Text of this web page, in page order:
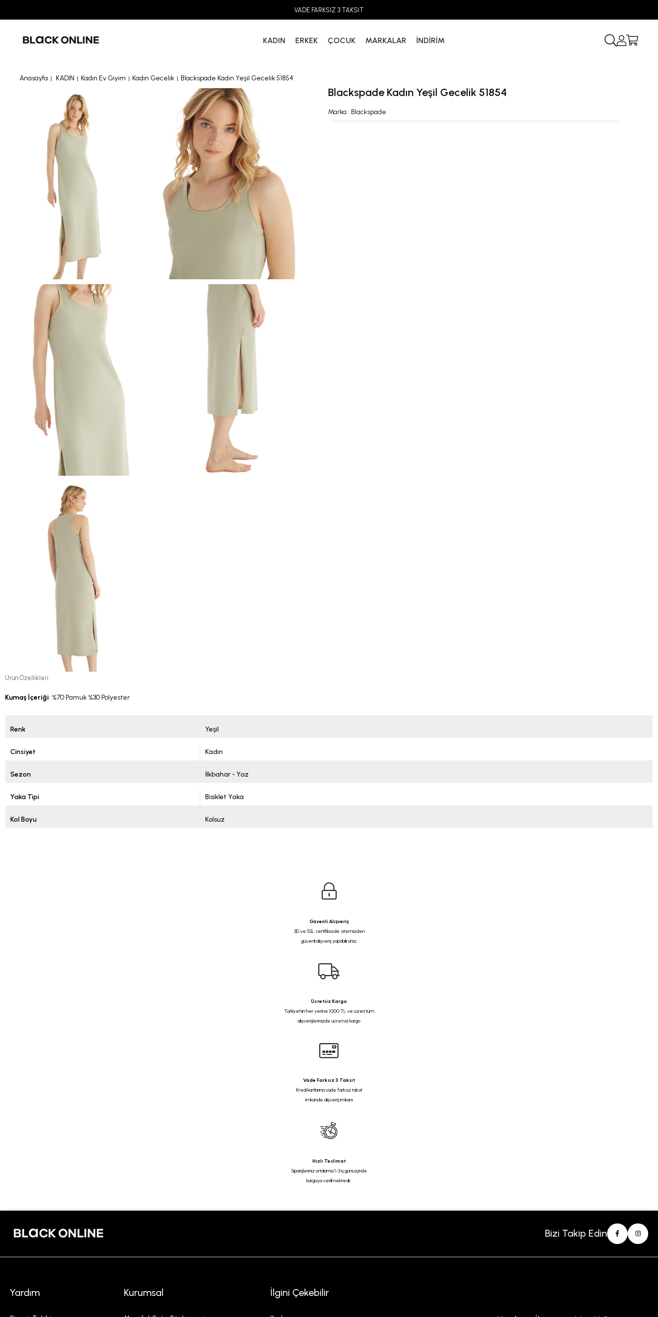
VADE FARKSIZ 3 TAKSİT
KADIN ERKEK ÇOCUK MARKALAR İNDİRİM
Anasayfa KADIN Kadın Ev Giyim Kadın Gecelik Blackspade Kadın Yeşil Gecelik 51854
Blackspade Kadın Yeşil Gecelik 51854
Marka : Blackspade
Ürün Özellikleri
Kumaş İçeriği: %70 Pamuk %30 Polyester
Renk Yeşil
Cinsiyet Kadın
Sezon İlkbahar - Yaz
Yaka Tipi Bisiklet Yaka
Kol Boyu Kolsuz
Güvenli Alışveriş
3D ve SSL sertifikası ile sitemizden
güvenli alışveriş yapabilirsiniz.
Ücretsiz Kargo
Türkiye'nin her yerine 1000 TL ve üzeri tüm
alışverişlerinizde ücretsiz kargo
Vade Farksız 3 Taksit
Kredi kartlarına vade farksız taksit
imkanı ile alışveriş imkanı
Hızlı Teslimat
Siparişleriniz ortalama 1-3 iş günü içinde
kargoya verilmektedir.
Bizi Takip Edin
Yardım Kurumsal İlgini Çekebilir